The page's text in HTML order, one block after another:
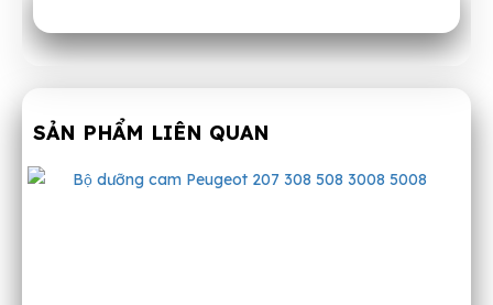
SẢN PHẨM LIÊN QUAN